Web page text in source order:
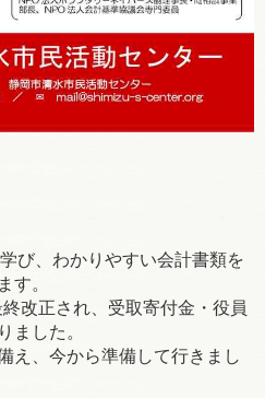
び、わかりやすい会計書類を
す。
改正され、受取寄付金・役員
ました。
え、今から準備して行きまし